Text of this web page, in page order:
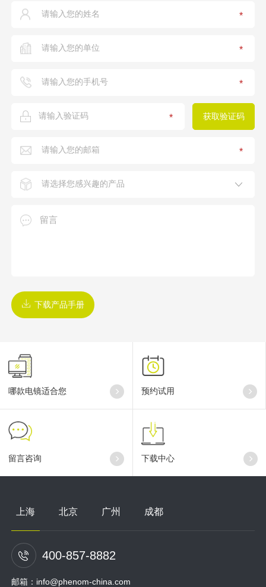
*
*
*
*
*
下载产品手册
哪款电镜适合您 预约试用
留言咨询 下载中心
上海 北京 广州 成都
400-857-8882
邮箱：info@phenom-china.com